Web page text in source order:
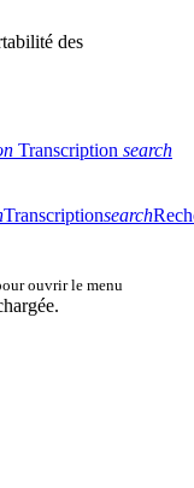
des
Transcription search
Transcriptionsearch
ouvrir le menu